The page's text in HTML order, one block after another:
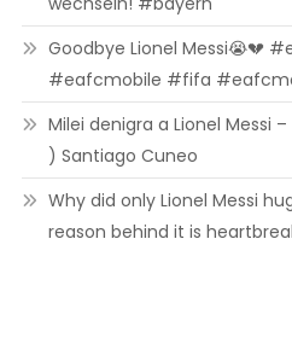
Goodbye Lionel Messi😭💔
#eafcmobile #fifa
Milei denigra a Lionel Messi
) Santiago Cuneo
Why did only Lionel Messi
reason behind it is